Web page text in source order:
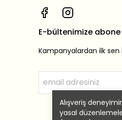
Alışveriş
yasal
E-bültenimize abone
Kampanyalardan ilk sen